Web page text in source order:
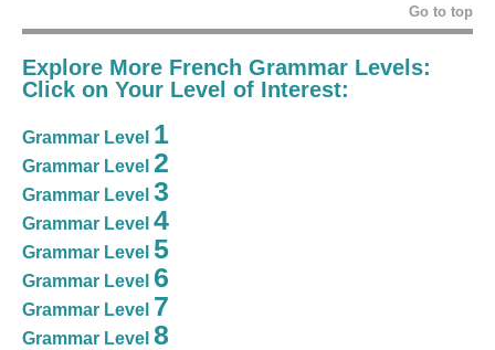
Go to top
Explore More French Grammar Levels:
Click on Your Level of Interest:
Grammar Level 1
Grammar Level 2
Grammar Level 3
Grammar Level 4
Grammar Level 5
Grammar Level 6
Grammar Level 7
Grammar Level 8